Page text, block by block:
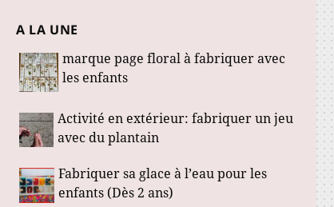
A LA UNE
marque page floral à fabriquer avec
les enfants
Activité en extérieur: fabriquer un jeu
avec du plantain
Fabriquer sa glace à l’eau pour les
enfants (Dès 2 ans)